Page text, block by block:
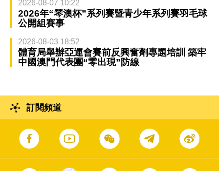
2026-08-07 10:22
2026年“琴澳杯”系列賽暨青少年系列賽羽毛球
公開組賽事
2026-08-03 18:52
體育局舉辦亞運會賽前反興奮劑專題培訓 築牢
中國澳門代表團“零出現”防線
訂閱頻道